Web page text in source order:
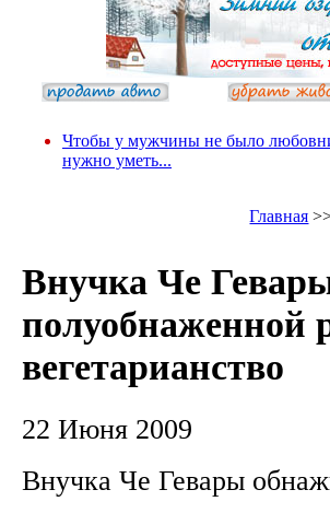
Чтобы у мужчины не было
нужно уметь...
Главная
Внучка Че
полуобнаженной
вегетарианство
22 Июня 2009
Внучка Че Гевары